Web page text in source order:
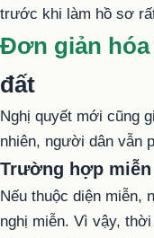
trước khi làm hồ sơ
Đơn giản hóa
đất
Nghị quyết mới cũng
nhiên, người dân vẫn
Trường hợp
Nếu thuộc diện miễn,
nghị miễn. Vì vậy,